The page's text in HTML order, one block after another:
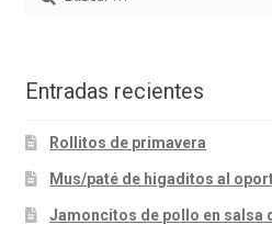
Entradas recientes
Rollitos de primavera
Mus/paté de higaditos al
Jamoncitos de pollo en salsa